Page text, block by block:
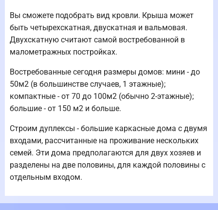
Вы сможете подобрать вид кровли. Крыша может
быть четырехскатная, двускатная и вальмовая.
Двухскатную считают самой востребованной в
малометражных постройках.
Востребованные сегодня размеры домов: мини - до
50м2 (в большинстве случаев, 1 этажные);
компактные - от 70 до 100м2 (обычно 2-этажные);
большие - от 150 м2 и больше.
Строим дуплексы - большие каркасные дома с двумя
входами, рассчитанные на проживание нескольких
семей. Эти дома предполагаются для двух хозяев и
разделены на две половины, для каждой половины с
отдельным входом.